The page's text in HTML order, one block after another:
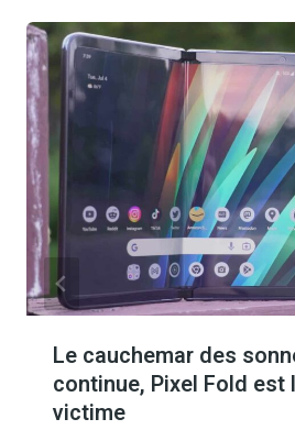
Le cauchemar des
continue, Pixel Fold est
victime